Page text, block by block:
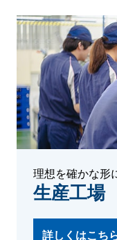
理想を確かな形
生産工場
詳しくはこち